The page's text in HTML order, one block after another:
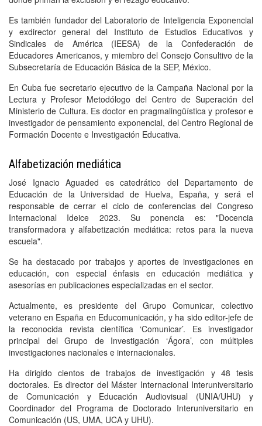
Es también fundador del Laboratorio de Inteligencia Exponencial
y exdirector general del Instituto de Estudios Educativos y
Sindicales de América (IEESA) de la Confederación de
Educadores Americanos, y miembro del Consejo Consultivo de la
Subsecretaría de Educación Básica de la SEP, México.
En Cuba fue secretario ejecutivo de la Campaña Nacional por la
Lectura y Profesor Metodólogo del Centro de Superación del
Ministerio de Cultura. Es doctor en pragmalingüística y profesor e
investigador de pensamiento exponencial, del Centro Regional de
Formación Docente e Investigación Educativa.
Alfabetización mediática
José Ignacio Aguaded es catedrático del Departamento de
Educación de la Universidad de Huelva, España, y será el
responsable de cerrar el ciclo de conferencias del Congreso
Internacional Ideice 2023. Su ponencia es: "Docencia
transformadora y alfabetización mediática: retos para la nueva
escuela".
Se ha destacado por trabajos y aportes de investigaciones en
educación, con especial énfasis en educación mediática y
asesorías en publicaciones especializadas en el sector.
Actualmente, es presidente del Grupo Comunicar, colectivo
veterano en España en Educomunicación, y ha sido editor-jefe de
la reconocida revista científica ‘Comunicar’. Es investigador
principal del Grupo de Investigación ‘Ágora’, con múltiples
investigaciones nacionales e internacionales.
Ha dirigido cientos de trabajos de investigación y 48 tesis
doctorales. Es director del Máster Internacional Interuniversitario
de Comunicación y Educación Audiovisual (UNIA/UHU) y
Coordinador del Programa de Doctorado Interuniversitario en
Comunicación (US, UMA, UCA y UHU).